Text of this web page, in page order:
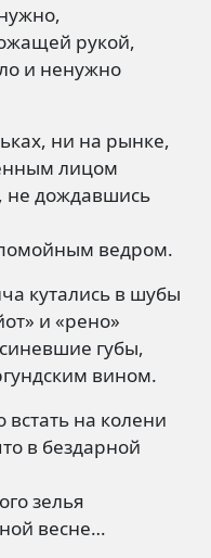
рукой,
и ненужно
ни на рынке,
лицом
не дождавшись
ведром.
кутались в шубы
и «рено»
губы,
вином.
встать на колени
в бездарной
зелья
весне…